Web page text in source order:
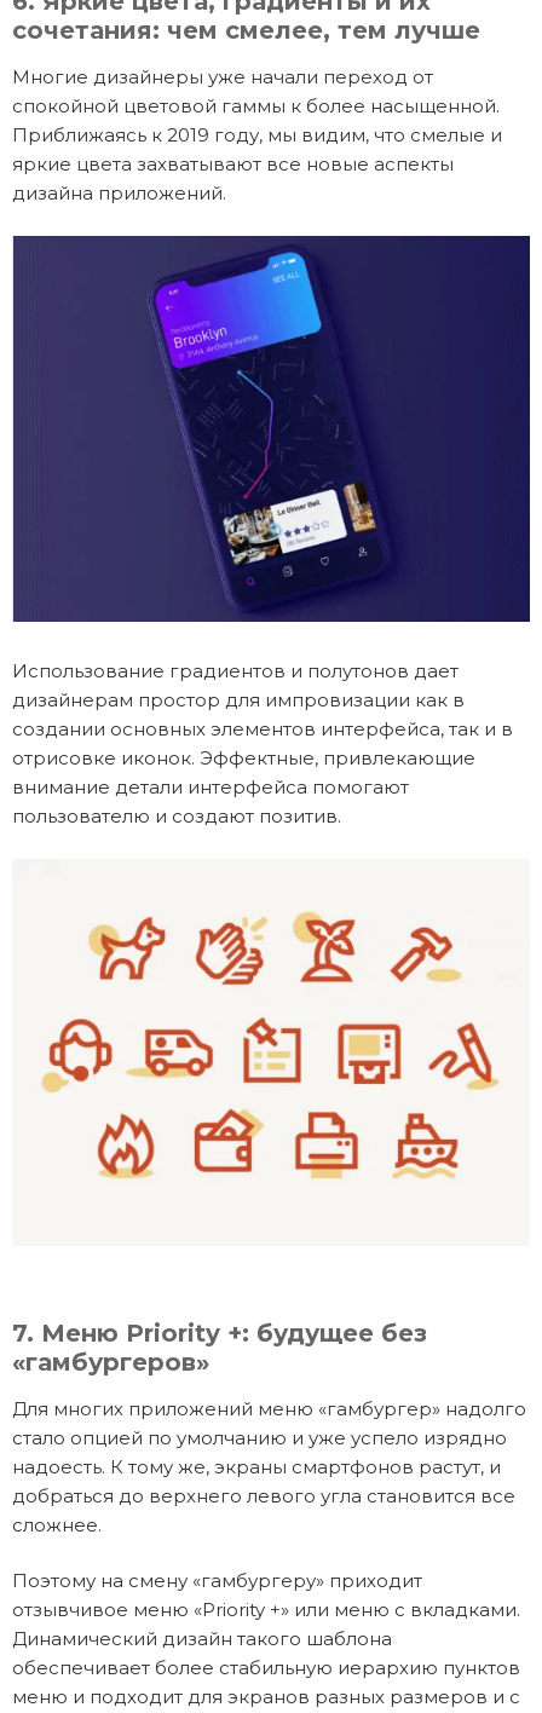
сочетания: чем смелее, тем лучше
Многие дизайнеры уже начали переход от
спокойной цветовой гаммы к более насыщенной.
Приближаясь к 2019 году, мы видим, что смелые и
яркие цвета захватывают все новые аспекты
дизайна приложений.
Использование градиентов и полутонов дает
дизайнерам простор для импровизации как в
создании основных элементов интерфейса, так и в
отрисовке иконок. Эффектные, привлекающие
внимание детали интерфейса помогают
пользователю и создают позитив.
7. Меню Priority +: будущее без
«гамбургеров»
Для многих приложений меню «гамбургер» надолго
стало опцией по умолчанию и уже успело изрядно
надоесть. К тому же, экраны смартфонов растут, и
добраться до верхнего левого угла становится все
сложнее.
Поэтому на смену «гамбургеру» приходит
отзывчивое меню «Priority +» или меню с вкладками.
Динамический дизайн такого шаблона
обеспечивает более стабильную иерархию пунктов
меню и подходит для экранов разных размеров и с